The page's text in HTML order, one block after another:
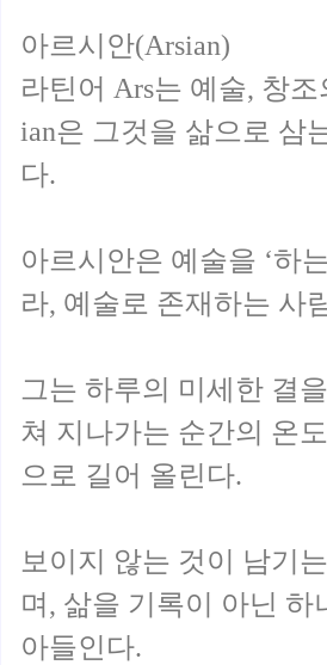
아르시안(Arsian)
라틴어 Ars는 예술, 창
ian은 그것을 삶으로 삼
다.
아르시안은 예술을 ‘하
라, 예술로 존재하는 사
그는 하루의 미세한 결
쳐 지나가는 순간의 온
으로 길어 올린다.
보이지 않는 것이 남기
며, 삶을 기록이 아닌 하
아들인다.